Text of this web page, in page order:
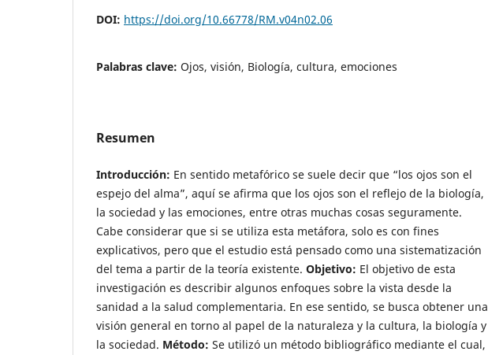
DOI: https://doi.org/10.66778/RM.v04n02.06
Palabras clave: Ojos, visión, Biología, cultura, emociones
Resumen
Introducción: En sentido metafórico se suele decir que “los ojos son el
espejo del alma”, aquí se afirma que los ojos son el reflejo de la biología,
la sociedad y las emociones, entre otras muchas cosas seguramente.
Cabe considerar que si se utiliza esta metáfora, solo es con fines
explicativos, pero que el estudio está pensado como una sistematización
del tema a partir de la teoría existente. Objetivo: El objetivo de esta
investigación es describir algunos enfoques sobre la vista desde la
sanidad a la salud complementaria. En ese sentido, se busca obtener una
visión general en torno al papel de la naturaleza y la cultura, la biología y
la sociedad. Método: Se utilizó un método bibliográfico mediante el cual,